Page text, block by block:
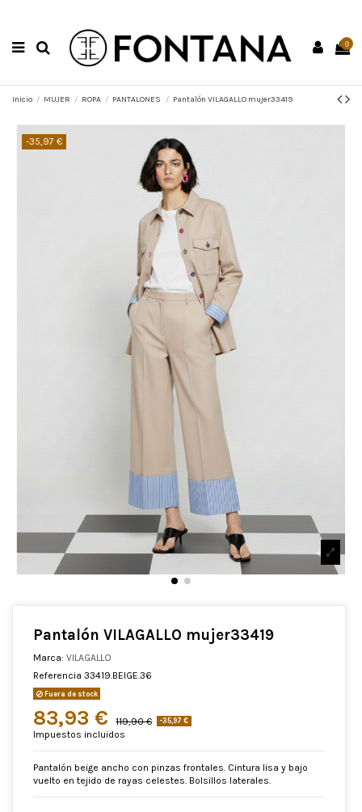
0
Inicio MUJER ROPA PANTALONES Pantalón VILAGALLO mujer33419
-35,97 €
Pantalón VILAGALLO mujer33419
Marca: VILAGALLO
Referencia 33419.BEIGE.36
Fuera de stock
83,93 € 119,90 € -35,97 €
Impuestos incluidos
Pantalón beige ancho con pinzas frontales. Cintura lisa y bajo
vuelto en tejido de rayas celestes. Bolsillos laterales.